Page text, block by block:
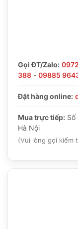
Gọi ĐT/Zalo:
388 - 09885
Đặt hàng online:
Mua trực tiếp: Số
Hà Nội
(Vui lòng gọi kiểm